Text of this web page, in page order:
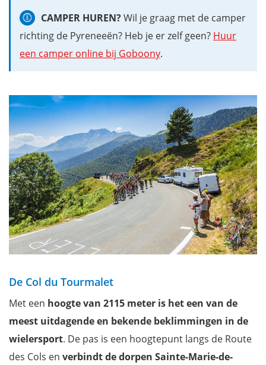
CAMPER HUREN?Wil je graag met de camper
richting de Pyreneeën? Heb je er zelf geen? Huur
een camper online bij Goboony.
De Col du Tourmalet
Met een hoogte van 2115 meter is het een van de
meest uitdagende en bekende beklimmingen in de
wielersport. De pas is een hoogtepunt langs de Route
des Cols en verbindt de dorpen Sainte-Marie-de-